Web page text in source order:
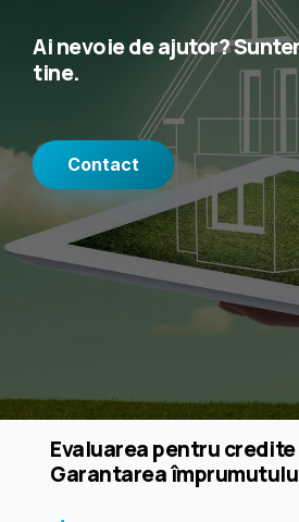
Ai nevoie de ajutor?
tine.
Contact
Evaluarea pentru
Garantarea